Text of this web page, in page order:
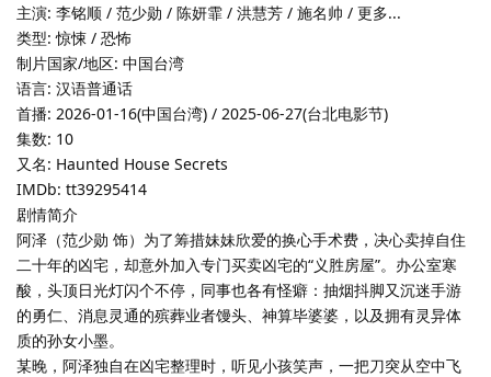
主演: 李铭顺 / 范少勋 / 陈妍霏 / 洪慧芳 / 施名帅 / 更多...
类型: 惊悚 / 恐怖
制片国家/地区: 中国台湾
语言: 汉语普通话
首播: 2026-01-16(中国台湾) / 2025-06-27(台北电影节)
集数: 10
又名: Haunted House Secrets
IMDb: tt39295414
剧情简介
阿泽（范少勋 饰）为了筹措妹妹欣爱的换心手术费，决心卖掉自住
二十年的凶宅，却意外加入专门买卖凶宅的“义胜房屋”。办公室寒
酸，头顶日光灯闪个不停，同事也各有怪癖：抽烟抖脚又沉迷手游
的勇仁、消息灵通的殡葬业者馒头、神算毕婆婆，以及拥有灵异体
质的孙女小墨。
某晚，阿泽独自在凶宅整理时，听见小孩笑声，一把刀突从空中飞